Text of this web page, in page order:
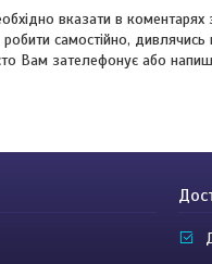
вказати в коментарях
самостійно, дивлячись
Вам зателефонує або